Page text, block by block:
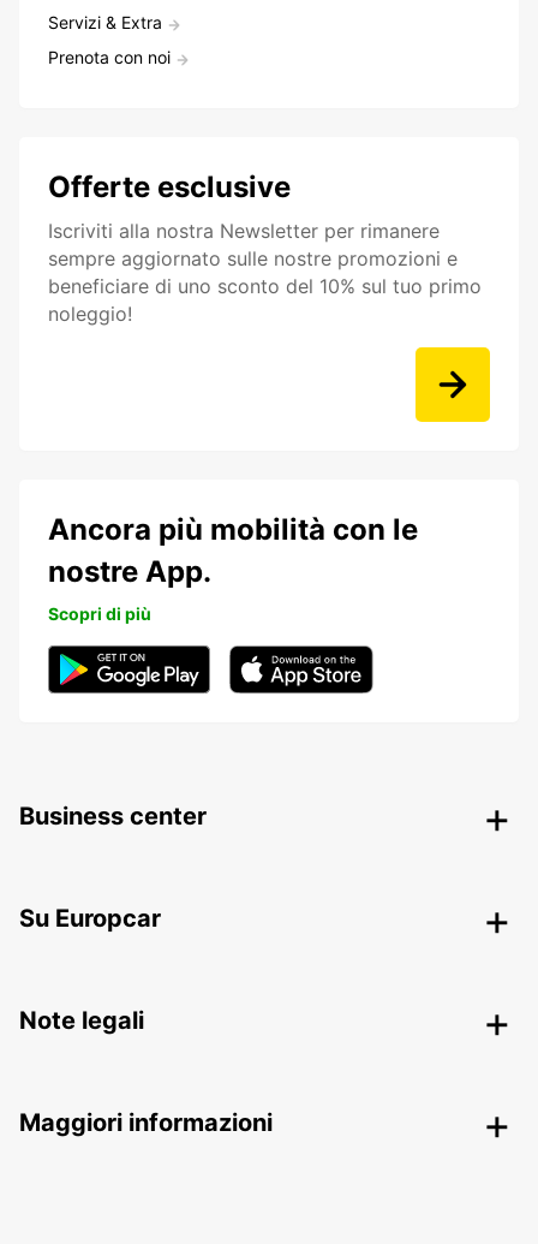
Servizi & Extra
Prenota con noi
Offerte esclusive
Iscriviti alla nostra Newsletter per rimanere
sempre aggiornato sulle nostre promozioni e
beneficiare di uno sconto del 10% sul tuo primo
noleggio!
Ancora più mobilità con le
nostre App.
Scopri di più
Business center
Su Europcar
Note legali
Maggiori informazioni